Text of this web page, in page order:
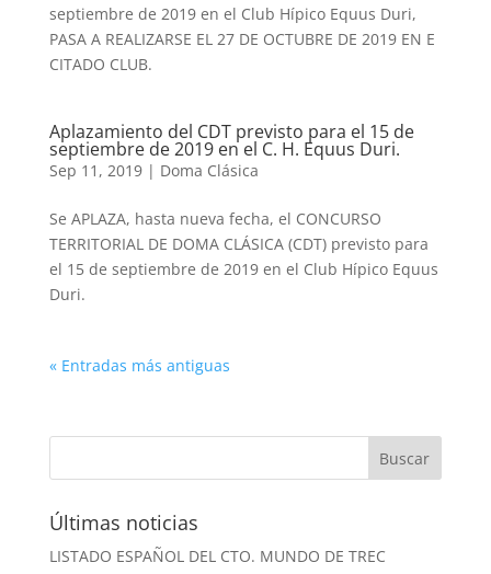
septiembre de 2019 en el Club Hípico Equus Duri,
PASA A REALIZARSE EL 27 DE OCTUBRE DE 2019 EN E
CITADO CLUB.
Aplazamiento del CDT previsto para el 15 de
septiembre de 2019 en el C. H. Equus Duri.
Sep 11, 2019| Doma Clásica
Se APLAZA, hasta nueva fecha, el CONCURSO
TERRITORIAL DE DOMA CLÁSICA (CDT) previsto para
el 15 de septiembre de 2019 en el Club Hípico Equus
Duri.
« Entradas más antiguas
Últimas noticias
LISTADO ESPAÑOL DEL CTO. MUNDO DE TREC